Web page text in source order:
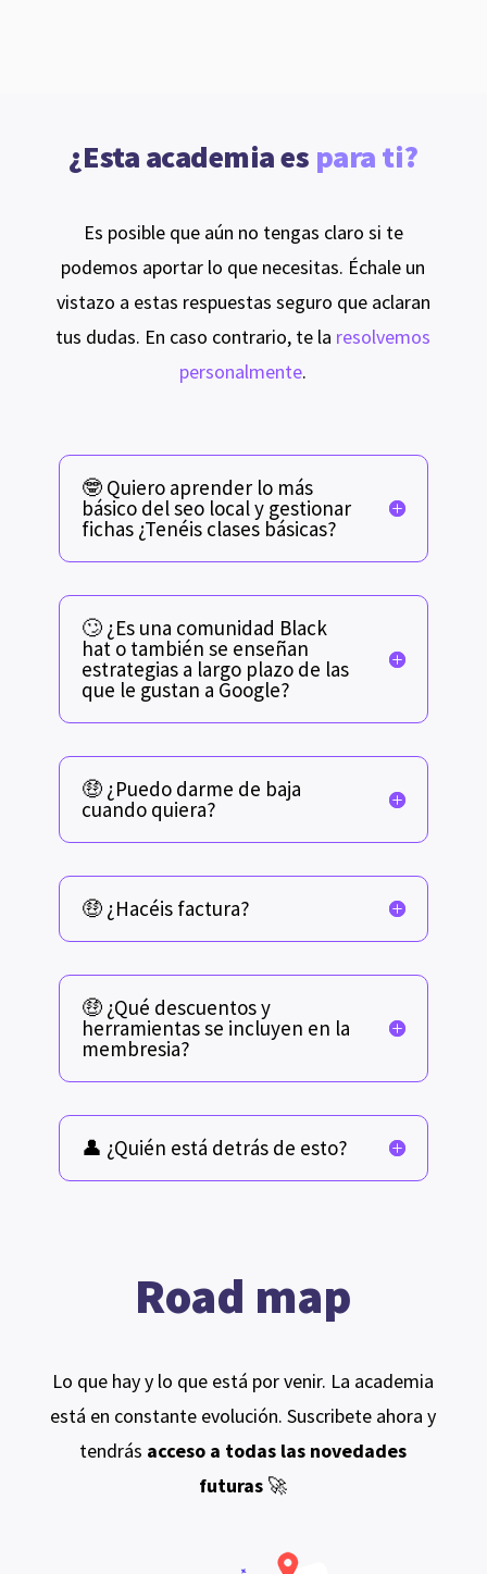
¿Esta academia es para ti?
Es posible que aún no tengas claro si te
podemos aportar lo que necesitas. Échale un
vistazo a estas respuestas seguro que aclaran
tus dudas. En caso contrario, te la resolvemos
personalmente.
🤓 Quiero aprender lo más
básico del seo local y gestionar
fichas ¿Tenéis clases básicas?
🙄 ¿Es una comunidad Black
hat o también se enseñan
estrategias a largo plazo de las
que le gustan a Google?
🤑 ¿Puedo darme de baja
cuando quiera?
🤑 ¿Hacéis factura?
🤑 ¿Qué descuentos y
herramientas se incluyen en la
membresia?
👤 ¿Quién está detrás de esto?
Road map
Lo que hay y lo que está por venir. La academia
está en constante evolución. Suscribete ahora y
tendrás acceso a todas las novedades
futuras 🚀